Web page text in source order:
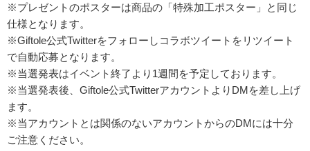
※プレゼントのポスターは商品の「特殊加工ポスター」と同じ
仕様となります。
※Giftole公式Twitterをフォローしコラボツイートをリツイート
で自動応募となります。
※当選発表はイベント終了より1週間を予定しております。
※当選発表後、Giftole公式TwitterアカウントよりDMを差し上げ
ます。
※当アカウントとは関係のないアカウントからのDMには十分
ご注意ください。